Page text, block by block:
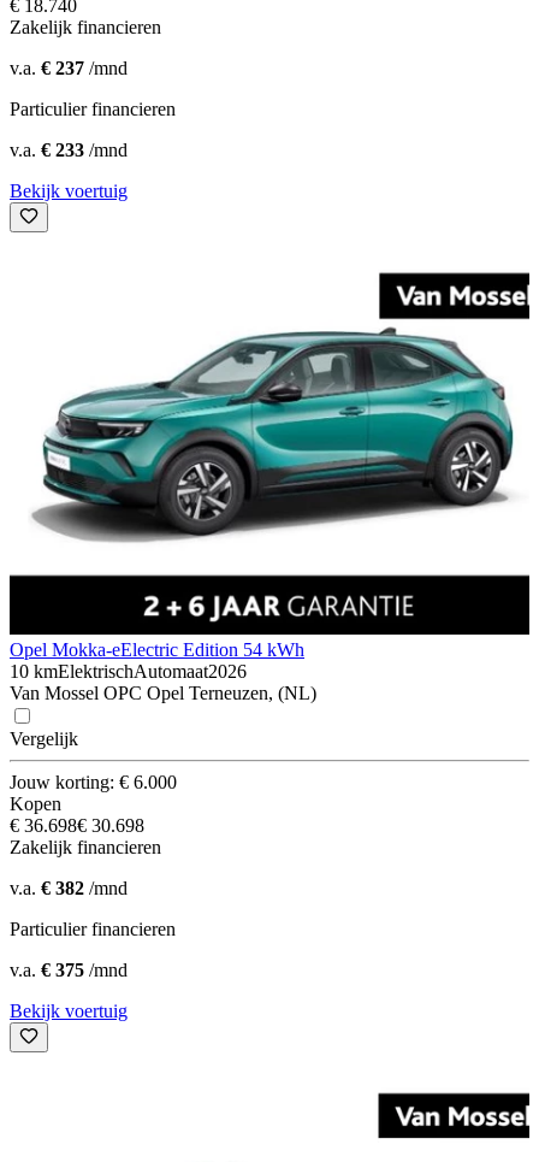
€ 18.740
Zakelijk financieren
v.a. € 237 /mnd
Particulier financieren
v.a. € 233 /mnd
Bekijk voertuig
Opel Mokka-eElectric Edition 54 kWh
10 kmElektrischAutomaat2026
Van Mossel OPC Opel Terneuzen, (NL)
Vergelijk
Jouw korting: € 6.000
Kopen
€ 36.698€ 30.698
Zakelijk financieren
v.a. € 382 /mnd
Particulier financieren
v.a. € 375 /mnd
Bekijk voertuig